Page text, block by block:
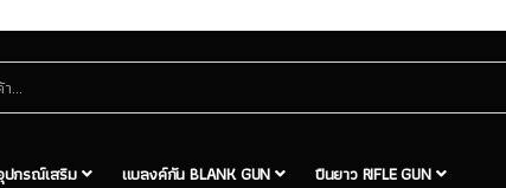
ปกรณ์เสริม แบลงค์กัน BLANK GUN ปืนยาว RIFLE GUN